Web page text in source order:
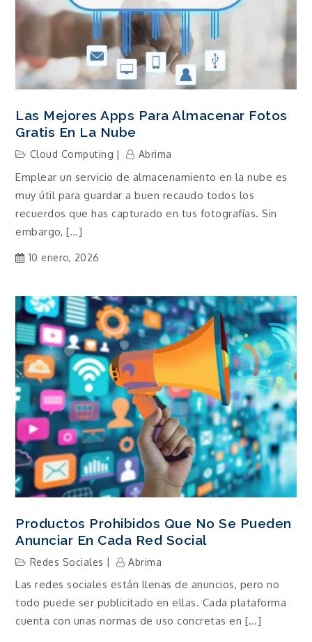
Las Mejores Apps Para Almacenar Fotos
Gratis En La Nube
Cloud Computing Abrima
Emplear un servicio de almacenamiento en la nube es
muy útil para guardar a buen recaudo todos los
recuerdos que has capturado en tus fotografías. Sin
embargo, […]
10 enero, 2026
Productos Prohibidos Que No Se Pueden
Anunciar En Cada Red Social
Redes Sociales Abrima
Las redes sociales están llenas de anuncios, pero no
todo puede ser publicitado en ellas. Cada plataforma
cuenta con unas normas de uso concretas en […]